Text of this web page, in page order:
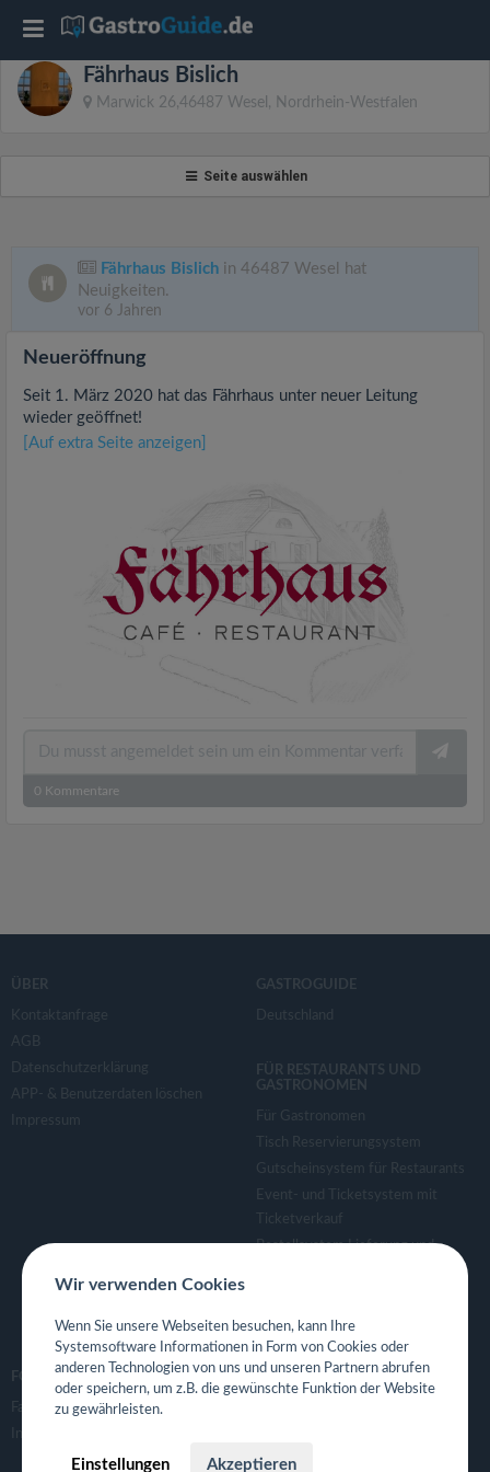
Fährhaus Bislich
Marwick 26,46487 Wesel, Nordrhein-Westfalen
Seite auswählen
Fährhaus Bislich in 46487 Wesel hat
Neuigkeiten.
vor 6 Jahren
Neueröffnung
Seit 1. März 2020 hat das Fährhaus unter neuer Leitung
wieder geöffnet!
[Auf extra Seite anzeigen]
0 Kommentare
ÜBER
Kontaktanfrage
AGB
Datenschutzerklärung
APP- & Benutzerdaten löschen
Impressum
GASTROGUIDE
Deutschland
FÜR RESTAURANTS UND
GASTRONOMEN
Für Gastronomen
Tisch Reservierungsystem
Gutscheinsystem für Restaurants
Event- und Ticketsystem mit
Ticketverkauf
Bestellsystem Lieferung und
Eigene App für Restaurant
FOLGE UNS
Facebook
Instagram
Wir verwenden Cookies
Wenn Sie unsere Webseiten besuchen, kann Ihre
Systemsoftware Informationen in Form von Cookies oder
anderen Technologien von uns und unseren Partnern abrufen
oder speichern, um z.B. die gewünschte Funktion der Website
zu gewährleisten.
Einstellungen Akzeptieren
T
o
a